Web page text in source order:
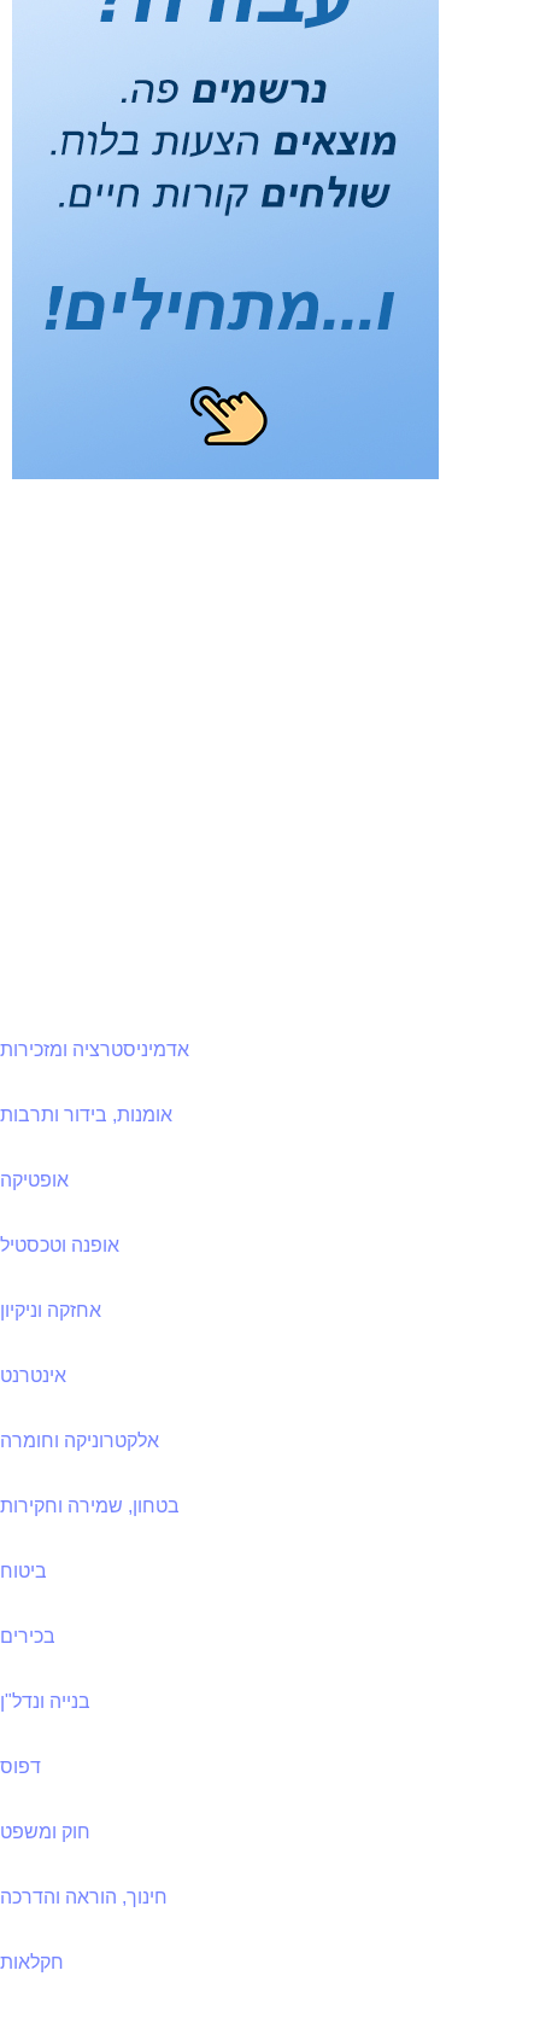
ותעשיה - מפעיל/ת מכונותמכונות, ייצור ותעשיה - עובדי ייצור
מאפייני משרה
משרה מלאהבני 50 פלוס בני 40 פלוס המגזר הדתי
אדמיניסטרציה ומזכירות
אומנות, בידור ותרבות
אופטיקה
אופנה וטכסטיל
אחזקה וניקיון
אינטרנט
אלקטרוניקה וחומרה
בטחון, שמירה וחקירות
ביטוח
בכירים
בנייה ונדל"ן
דפוס
חוק ומשפט
חינוך, הוראה והדרכה
חקלאות